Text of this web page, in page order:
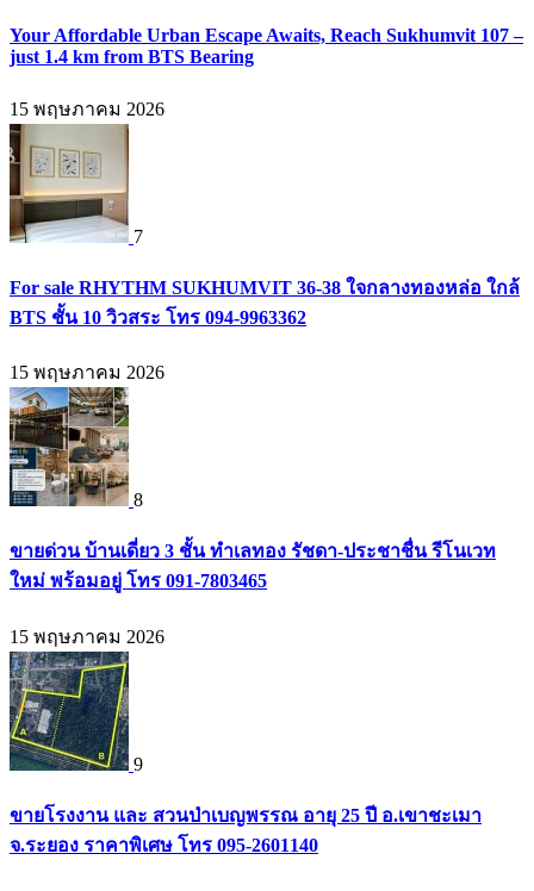
Your Affordable Urban Escape Awaits, Reach Sukhumvit 107 –
just 1.4 km from BTS Bearing
15 พฤษภาคม 2026
7
For sale RHYTHM SUKHUMVIT 36-38 ใจกลางทองหล่อ ใกล้
BTS ชั้น 10 วิวสระ โทร 094-9963362
15 พฤษภาคม 2026
8
ขายด่วน บ้านเดี่ยว 3 ชั้น ทำเลทอง รัชดา-ประชาชื่น รีโนเวท
ใหม่ พร้อมอยู่ โทร 091-7803465
15 พฤษภาคม 2026
9
ขายโรงงาน และ สวนป่าเบญพรรณ อายุ 25 ปี อ.เขาชะเมา
จ.ระยอง ราคาพิเศษ โทร 095-2601140